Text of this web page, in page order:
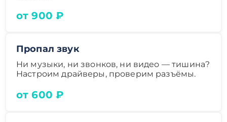
от 900 ₽
Пропал звук
Ни музыки, ни звонков, ни видео — тишина?
Настроим драйверы, проверим разъёмы.
от 600 ₽